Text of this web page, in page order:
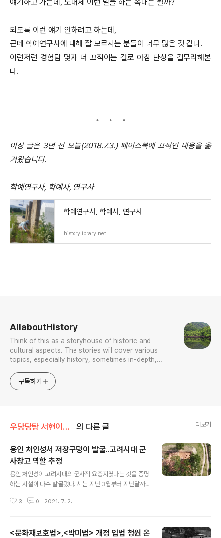
얘기하고 가는데, 도대체 이런 말을 하는 속내는 뭘까?
되도록 이런 얘기 안하려고 하는데,
근데 학예연구사에 대해 잘 모르시는 분들이 너무 많은 것 같다.
이런저런 경험담 몇자 더 끄적이는 걸로 아침 단상을 갈무리해본
다.
이상 글은 3년 전 오늘(2018.7.3.) 페이스북에 끄적인 내용을 옮
겨왔습니디.
학예연구사, 학예사, 연구사
학예연구사, 학예사, 연구사
historylibrary.net
AllaboutHistory
Think of this as a storyhouse of historic and
cultural aspects. The stories will cover various
topics, especially history, sometimes in-depth,
approach will be to resist any common sense or
generalized viewpoint
구독하기
우당당탕 서현이의 문화유산 답사기 의 다른 글 더보기
용인 처인성서 저장구덩이 발굴..고려시대 군
사창고 역할 추정
용인 처인성이 고려시대의 군사적 요충지였다는 것을 증명
하는 시설이 다수 발굴됐다. 시는 지난 3월부터 지난달까
정밀발굴조사 결과, 군수물자를 보관하는 창고와 저장구덩
려시대 대몽항쟁의 승전지로 잘 알려져 있다. 시는 앞서 지
3 0 2021. 7. 2.
<문화재보호법>,<박미법> 개정 입법 청원 온